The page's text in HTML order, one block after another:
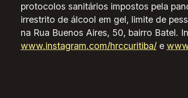
protocolos sanitários impostos pela
irrestrito de álcool em gel, limite de
na Rua Buenos Aires, 50, bairro Batel.
www.instagram.com/hrccuritiba/e